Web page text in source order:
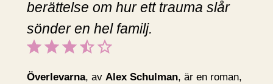
berättelse om hur ett trauma slår
sönder en hel familj.
Överlevarna, av Alex Schulman, är en roman,